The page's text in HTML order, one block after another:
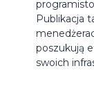
Publikacja
poszukują
swoich